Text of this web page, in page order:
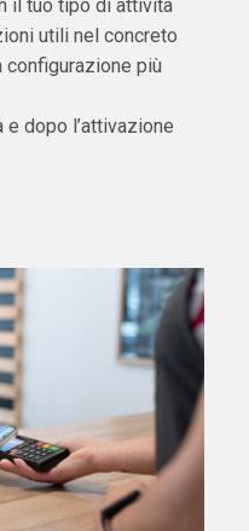
il tuo tipo di attività
utili nel concreto
più
dopo l’attivazione